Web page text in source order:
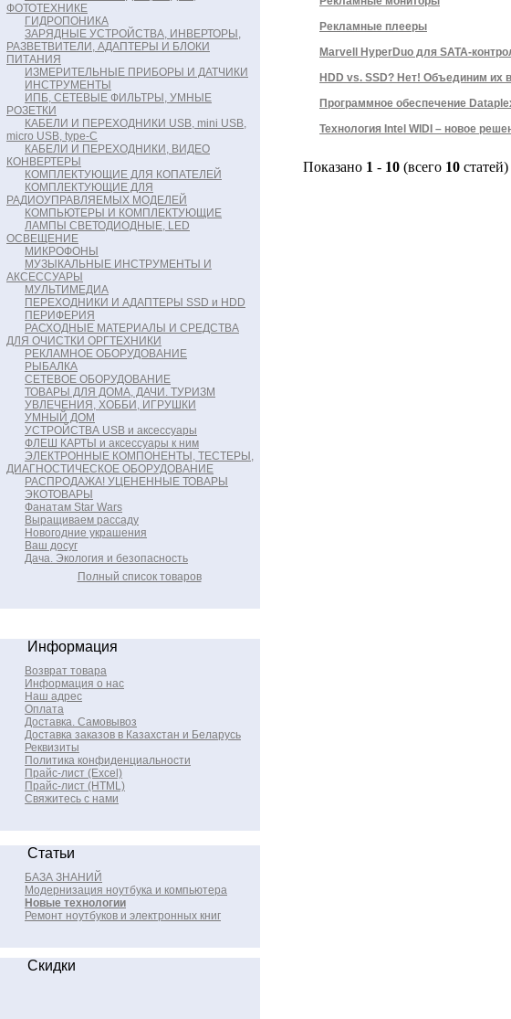
ФОТОТЕХНИКЕ
ГИДРОПОНИКА
ЗАРЯДНЫЕ УСТРОЙСТВА, ИНВЕРТОРЫ,
РАЗВЕТВИТЕЛИ, АДАПТЕРЫ И БЛОКИ
ПИТАНИЯ
ИЗМЕРИТЕЛЬНЫЕ ПРИБОРЫ И ДАТЧИКИ
ИНСТРУМЕНТЫ
ИПБ, СЕТЕВЫЕ ФИЛЬТРЫ, УМНЫЕ
РОЗЕТКИ
КАБЕЛИ И ПЕРЕХОДНИКИ USB, mini USB,
micro USB, type-C
КАБЕЛИ И ПЕРЕХОДНИКИ, ВИДЕО
КОНВЕРТЕРЫ
КОМПЛЕКТУЮЩИЕ ДЛЯ КОПАТЕЛЕЙ
КОМПЛЕКТУЮЩИЕ ДЛЯ
РАДИОУПРАВЛЯЕМЫХ МОДЕЛЕЙ
КОМПЬЮТЕРЫ И КОМПЛЕКТУЮЩИЕ
ЛАМПЫ СВЕТОДИОДНЫЕ, LED
ОСВЕЩЕНИЕ
МИКРОФОНЫ
МУЗЫКАЛЬНЫЕ ИНСТРУМЕНТЫ И
АКСЕССУАРЫ
МУЛЬТИМЕДИА
ПЕРЕХОДНИКИ И АДАПТЕРЫ SSD и HDD
ПЕРИФЕРИЯ
РАСХОДНЫЕ МАТЕРИАЛЫ И СРЕДСТВА
ДЛЯ ОЧИСТКИ ОРГТЕХНИКИ
РЕКЛАМНОЕ ОБОРУДОВАНИЕ
РЫБАЛКА
СЕТЕВОЕ ОБОРУДОВАНИЕ
ТОВАРЫ ДЛЯ ДОМА, ДАЧИ. ТУРИЗМ
УВЛЕЧЕНИЯ, ХОББИ, ИГРУШКИ
УМНЫЙ ДОМ
УСТРОЙСТВА USB и аксессуары
ФЛЕШ КАРТЫ и аксессуары к ним
ЭЛЕКТРОННЫЕ КОМПОНЕНТЫ, ТЕСТЕРЫ,
ДИАГНОСТИЧЕСКОЕ ОБОРУДОВАНИЕ
РАСПРОДАЖА! УЦЕНЕННЫЕ ТОВАРЫ
ЭКОТОВАРЫ
Фанатам Star Wars
Выращиваем рассаду
Новогодние украшения
Ваш досуг
Дача. Экология и безопасность
Полный список товаров
Информация
Возврат товара
Информация о нас
Наш адрес
Оплата
Доставка. Самовывоз
Доставка заказов в Казахстан и Беларусь
Реквизиты
Политика конфиденциальности
Прайс-лист (Excel)
Прайс-лист (HTML)
Свяжитесь с нами
Статьи
БАЗА ЗНАНИЙ
Модернизация ноутбука и компьютера
Новые технологии
Ремонт ноутбуков и электронных книг
Скидки
Рекламные плееры
Marvell HyperDuo для SATA-
HDD vs. SSD? Нет! Объединим их
Программное обеспечение
Технология Intel WIDI – новое
Показано 1 - 10 (всего 10 статей)